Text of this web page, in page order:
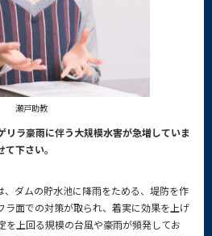
瀬戸助教
ラ豪雨に伴う大規模水害が急増していま
下さい。
、ダムの貯水池に降雨をためる、堤防を作
ラ面での対策が取られ、着実に効果を上げ
を上回る規模の台風や豪雨が頻発してお